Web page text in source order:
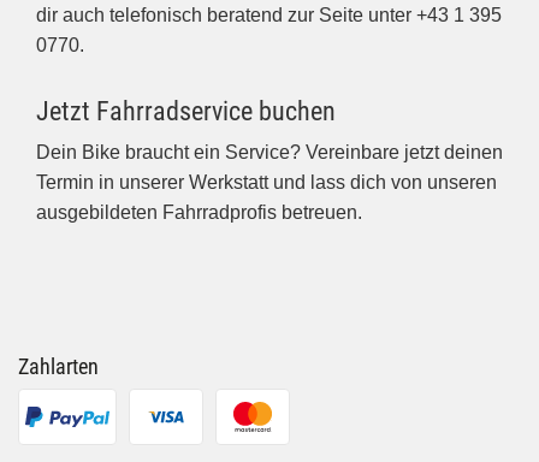
dir auch telefonisch beratend zur Seite unter +43 1 395
0770.
Jetzt Fahrradservice buchen
Dein Bike braucht ein Service? Vereinbare jetzt deinen
Termin in unserer Werkstatt und lass dich von unseren
ausgebildeten Fahrradprofis betreuen.
Zahlarten